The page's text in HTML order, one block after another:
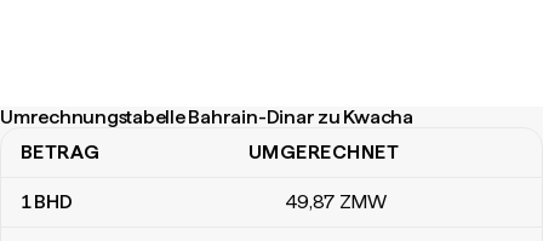
Umrechnungstabelle Bahrain-Dinar zu Kwacha
Umrechnungstabelle Bahrain-Dinar zu Kwacha
BETRAG UMGERECHNET
1BHD 49,87 ZMW